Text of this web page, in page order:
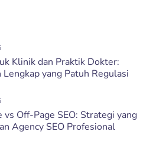
Klinik dan Praktik Dokter:
Lengkap yang Patuh Regulasi
vs Off-Page SEO: Strategi yang
Agency SEO Profesional